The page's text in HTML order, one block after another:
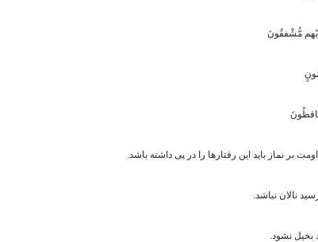
مُّشْفقُونَ
بر نماز باید این رفتارها را در پی داشته باشد.